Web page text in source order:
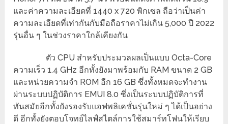
และค่าความละเอียดที่ 1440 x 720 พิกเซล ถือว่าเป็นค่า
ความละเอียดที่เท่ากันกับมือถือราคาไม่เกิน 5,000 ปี 2022
รุ่นอื่น ๆ ในช่วงราคาใกล้เคียงกัน
ตัว CPU สำหรับประมวลผลเป็นแบบ Octa-Core
ความเร็ว 1.4 GHz อีกทั้งยังมาพร้อมกับ RAM ขนาด 2 GB
และหน่วยความจำ ROM อีก 16 GB ซึ่งทั้งหมดจะทำงาน
ผ่านระบบปฏิบัติการ EMUI 8.0 ซึ่งเป็นระบบปฏิบัติการที่
ทันสมัยอีกทั้งยังรองรับแอฟพลิเคชั่นรุ่นใหม่ ๆ ได้เป็นอย่าง
ดี อีกทั้งยังตอบโจทย์ไลฟ์สไตล์การใช้สมาร์ทโฟนให้เรียบ